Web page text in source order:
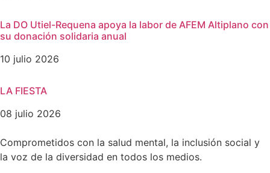
La DO Utiel-Requena apoya la labor de AFEM Altiplano con
su donación solidaria anual
10 julio 2026
LA FIESTA
08 julio 2026
Comprometidos con la salud mental, la inclusión social y
la voz de la diversidad en todos los medios.